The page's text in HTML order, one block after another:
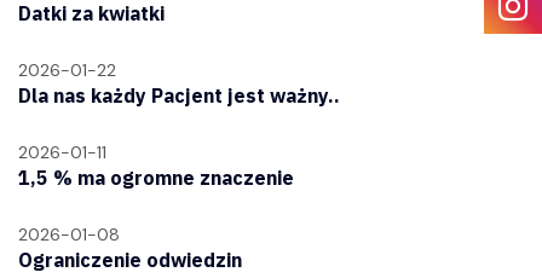
Datki za kwiatki
2026-01-22
Dla nas każdy Pacjent jest ważny..
2026-01-11
1,5 % ma ogromne znaczenie
2026-01-08
Ograniczenie odwiedzin